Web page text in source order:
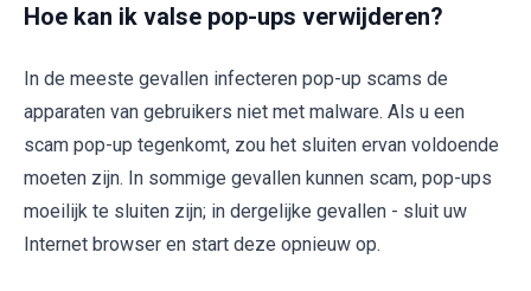
Hoe kan ik valse pop-ups verwijderen?
In de meeste gevallen infecteren pop-up scams de
apparaten van gebruikers niet met malware. Als u een
scam pop-up tegenkomt, zou het sluiten ervan voldoende
moeten zijn. In sommige gevallen kunnen scam, pop-ups
moeilijk te sluiten zijn; in dergelijke gevallen - sluit uw
Internet browser en start deze opnieuw op.